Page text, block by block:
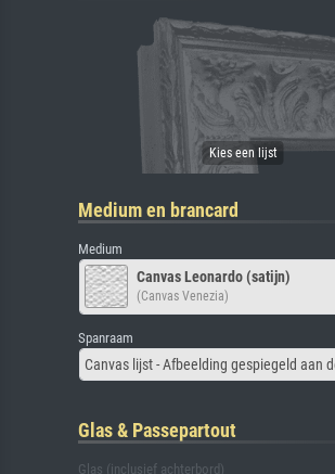
Medium en brancard
Medium
Canvas Leonardo (satijn)
(Canvas Venezia)
Spanraam
Glas & Passepartout
Glas (inclusief achterbord)